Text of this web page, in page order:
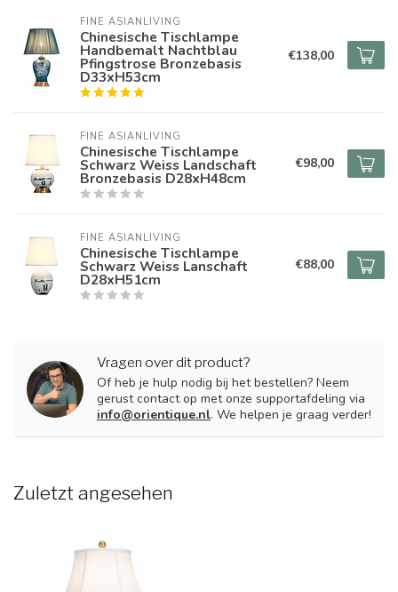
FINE ASIANLIVING
Chinesische Tischlampe
Handbemalt Nachtblau
Pfingstrose Bronzebasis
D33xH53cm
€138,00
FINE ASIANLIVING
Chinesische Tischlampe
Schwarz Weiss Landschaft
Bronzebasis D28xH48cm
€98,00
FINE ASIANLIVING
Chinesische Tischlampe
Schwarz Weiss Lanschaft
D28xH51cm
€88,00
Vragen over dit product?
Of heb je hulp nodig bij het bestellen? Neem
gerust contact op met onze supportafdeling via
info@orientique.nl. We helpen je graag verder!
Zuletzt angesehen